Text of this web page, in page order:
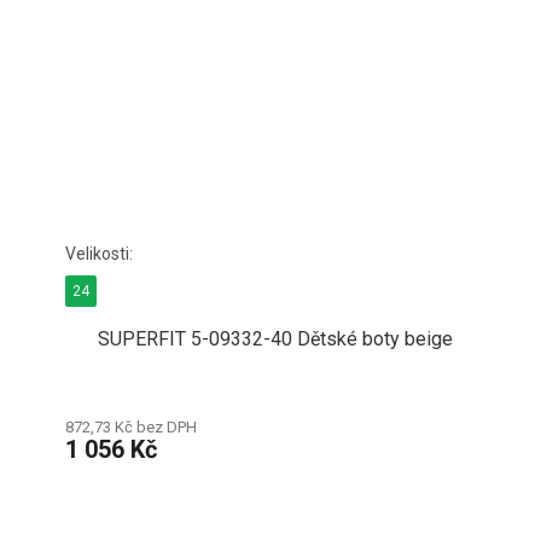
SUPERFIT 5-09332-40 Dětské boty beige
872,73 Kč bez DPH
1 056 Kč
24